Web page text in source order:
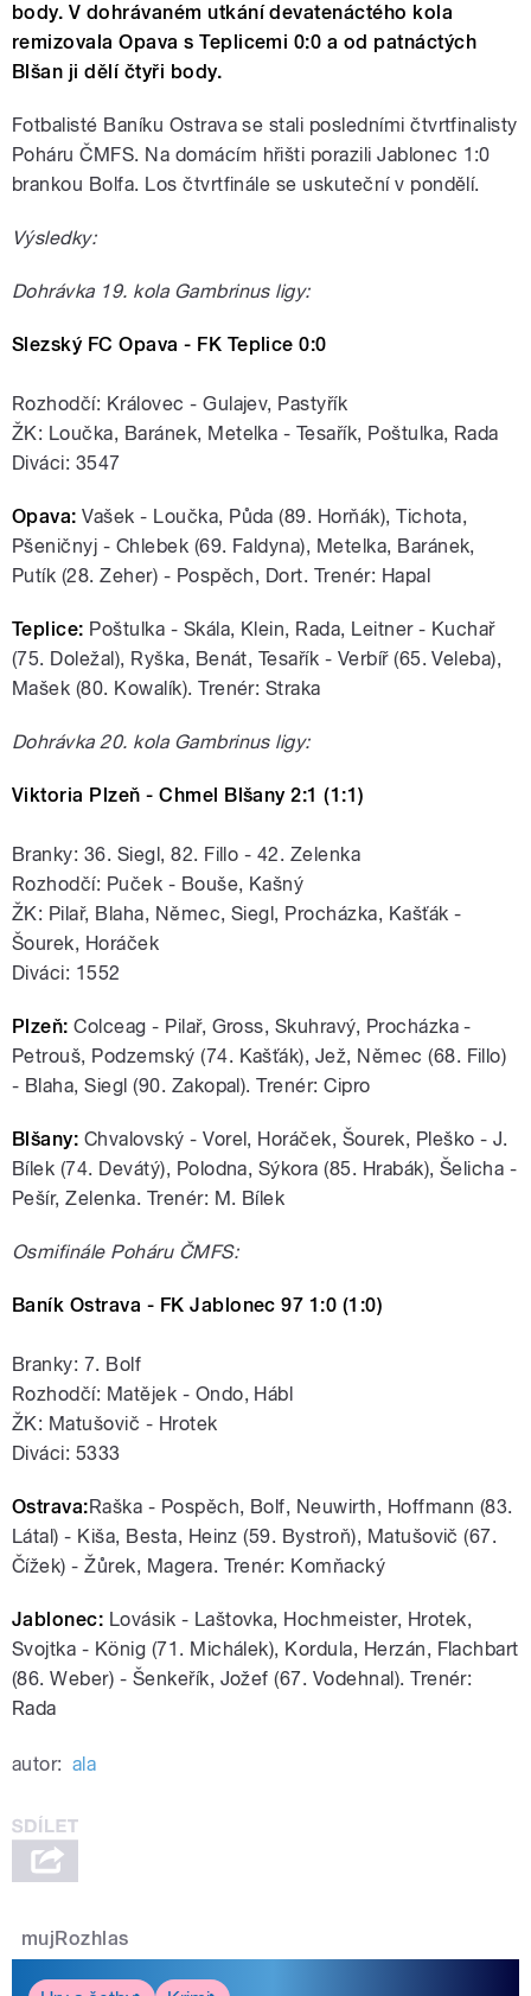
body. V dohrávaném utkání devatenáctého kola
remizovala Opava s Teplicemi 0:0 a od patnáctých
Blšan ji dělí čtyři body.
Fotbalisté Baníku Ostrava se stali posledními čtvrtfinalisty
Poháru ČMFS. Na domácím hřišti porazili Jablonec 1:0
brankou Bolfa. Los čtvrtfinále se uskuteční v pondělí.
Výsledky:
Dohrávka 19. kola Gambrinus ligy:
Slezský FC Opava - FK Teplice 0:0
Rozhodčí: Královec - Gulajev, Pastyřík
ŽK: Loučka, Baránek, Metelka - Tesařík, Poštulka, Rada
Diváci: 3547
Opava: Vašek - Loučka, Půda (89. Horňák), Tichota,
Pšeničnyj - Chlebek (69. Faldyna), Metelka, Baránek,
Putík (28. Zeher) - Pospěch, Dort. Trenér: Hapal
Teplice: Poštulka - Skála, Klein, Rada, Leitner - Kuchař
(75. Doležal), Ryška, Benát, Tesařík - Verbíř (65. Veleba),
Mašek (80. Kowalík). Trenér: Straka
Dohrávka 20. kola Gambrinus ligy:
Viktoria Plzeň - Chmel Blšany 2:1 (1:1)
Branky: 36. Siegl, 82. Fillo - 42. Zelenka
Rozhodčí: Puček - Bouše, Kašný
ŽK: Pilař, Blaha, Němec, Siegl, Procházka, Kašťák -
Šourek, Horáček
Diváci: 1552
Plzeň: Colceag - Pilař, Gross, Skuhravý, Procházka -
Petrouš, Podzemský (74. Kašťák), Jež, Němec (68. Fillo)
- Blaha, Siegl (90. Zakopal). Trenér: Cipro
Blšany: Chvalovský - Vorel, Horáček, Šourek, Pleško - J.
Bílek (74. Devátý), Polodna, Sýkora (85. Hrabák), Šelicha -
Pešír, Zelenka. Trenér: M. Bílek
Osmifinále Poháru ČMFS:
Baník Ostrava - FK Jablonec 97 1:0 (1:0)
Branky: 7. Bolf
Rozhodčí: Matějek - Ondo, Hábl
ŽK: Matušovič - Hrotek
Diváci: 5333
Ostrava:Raška - Pospěch, Bolf, Neuwirth, Hoffmann (83.
Látal) - Kiša, Besta, Heinz (59. Bystroň), Matušovič (67.
Čížek) - Žůrek, Magera. Trenér: Komňacký
Jablonec: Lovásik - Laštovka, Hochmeister, Hrotek,
Svojtka - König (71. Michálek), Kordula, Herzán, Flachbart
(86. Weber) - Šenkeřík, Jožef (67. Vodehnal). Trenér:
Rada
autor: ala
mujRozhlas